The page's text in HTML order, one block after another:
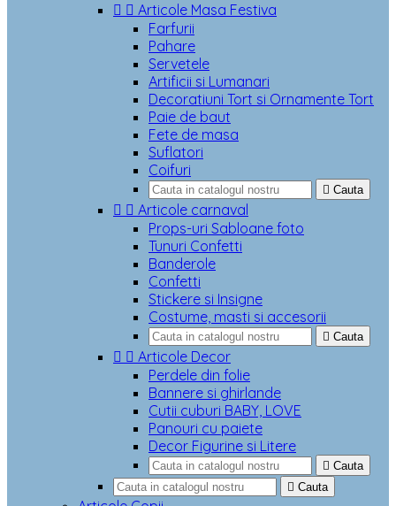
  Articole Masa Festiva
Farfurii
Pahare
Servetele
Artificii si Lumanari
Decoratiuni Tort si Ornamente Tort
Paie de baut
Fete de masa
Suflatori
Coifuri
 Cauta
  Articole carnaval
Props-uri Sabloane foto
Tunuri Confetti
Banderole
Confetti
Stickere si Insigne
Costume, masti si accesorii
 Cauta
  Articole Decor
Perdele din folie
Bannere si ghirlande
Cutii cuburi BABY, LOVE
Panouri cu paiete
Decor Figurine si Litere
 Cauta
 Cauta